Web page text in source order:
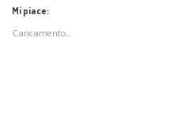
Mi piace:
Caricamento...